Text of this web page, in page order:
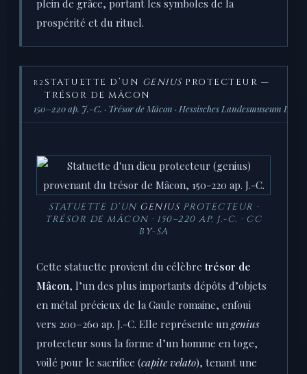
plein de grâce, portant les symboles de la
prospérité et du rituel.
R2 STATUETTE D’UN GENIUS PROTECTEUR —
TRÉSOR DE MÂCON
150–220 ap. J.-C. · Trésor de Mâcon · Hessisches Landesmuseum
STATUETTE D’UN GENIUS PROTECTEUR ·
TRÉSOR DE MÂCON · 150–220 AP. J.-C. · CC
BY-SA
Cette statuette provient du célèbre trésor de
Mâcon, l’un des plus importants dépôts d’objets
en métal précieux de la Gaule romaine, enfoui
vers 200–260 ap. J.-C. Elle représente un genius
protecteur sous la forme d’un homme en toge,
voilé pour le sacrifice (capite velato), tenant une